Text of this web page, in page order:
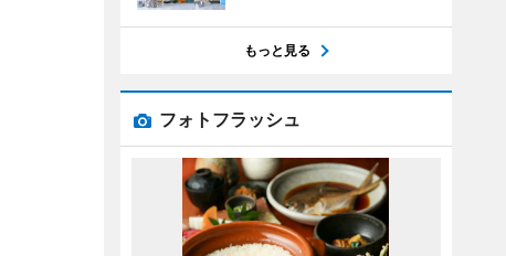
もっと見る
フォトフラッシュ